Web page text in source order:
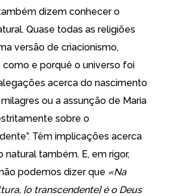
dizem conhecer o
Quase todas as religiões
versão de criacionismo,
como e porquê o universo foi
acerca do nascimento
ou a assunção de Maria
sobre o
Têm implicações acerca
natural também. E, em rigor,
podemos dizer que «Na
[o transcendente] é o Deus